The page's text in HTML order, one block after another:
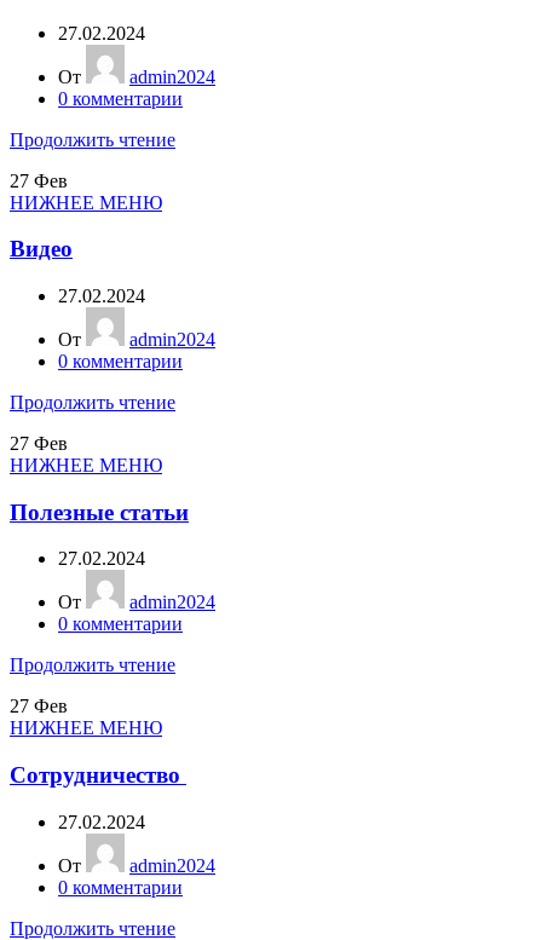
27.02.2024
От
admin2024
0 комментарии
Продолжить чтение
27 Фев
НИЖНЕЕ МЕНЮ
Видео
27.02.2024
От
admin2024
0 комментарии
Продолжить чтение
27 Фев
НИЖНЕЕ МЕНЮ
Полезные статьи
27.02.2024
От
admin2024
0 комментарии
Продолжить чтение
27 Фев
НИЖНЕЕ МЕНЮ
Сотрудничество
27.02.2024
От
admin2024
0 комментарии
Продолжить чтение